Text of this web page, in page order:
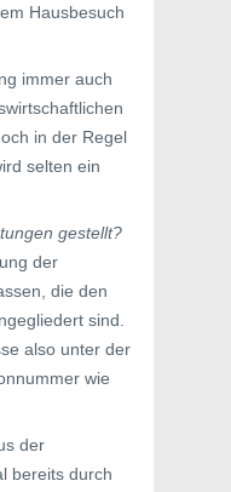
Hausbesuch
immer auch
in der Regel
selten ein
gestellt?
der
die den
sind.
also unter der
wie
der
bereits durch